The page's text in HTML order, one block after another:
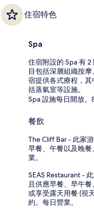
住宿特色
Spa
住宿附設的 Spa 有
目包括深層組織按
宿提供各式療程，
括蒸氣室等設施。
Spa 設施每日開放。
餐飲
The Cliff Bar - 此家
早餐、午餐以及晚
業。
SEAS Restaurant -
且供應早餐、早午
或享受露天用餐 (視
約。每日營業。